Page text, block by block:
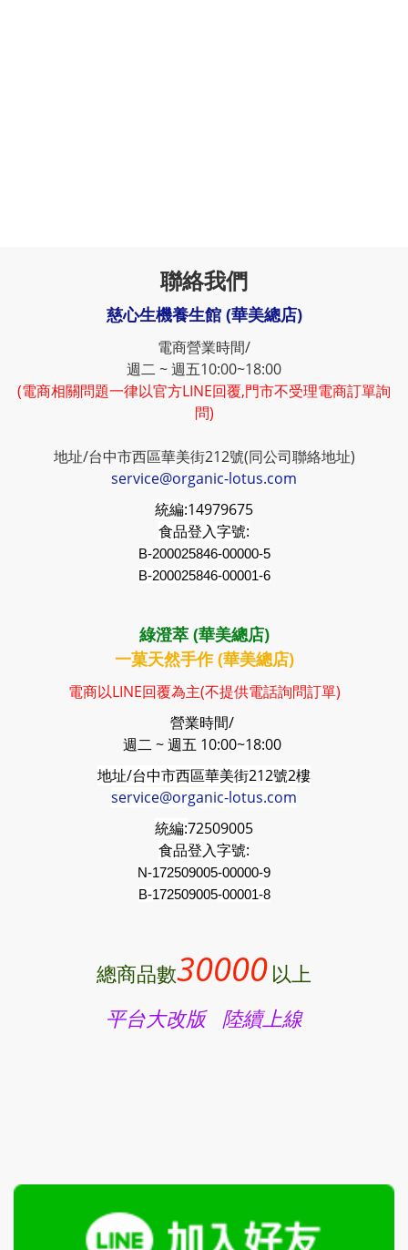
聯絡我們
慈心生機養生館 (華美總店)
電商營業時間/
週二 ~ 週五10:00~18:00
(電商相關問題一律以官方LINE回覆,門市不受理電商訂單詢
問)
地址/台中市西區華美街212號(同公司聯絡地址)
service@organic-lotus.com
統編:14979675
食品登入字號:
B-200025846-00000-5
B-200025846-00001-6
綠澄萃 (華美總店)
一菓天然手作 (華美總店)
電商以LINE回覆為主(不提供電話詢問訂單)
營業時間/
週二 ~ 週五 10:00~18:00
地址/台中市西區華美街212號2樓
service@organic-lotus.com
統編:72509005
食品登入字號:
N-172509005-00000-9
B-172509005-00001-8
總商品數30000 以上
平台大改版 陸續上線